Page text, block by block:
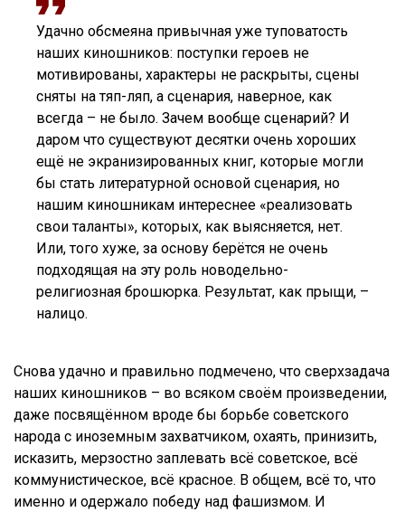
Удачно обсмеяна привычная уже туповатость
наших киношников: поступки героев не
мотивированы, характеры не раскрыты, сцены
сняты на тяп-ляп, а сценария, наверное, как
всегда – не было. Зачем вообще сценарий? И
даром что существуют десятки очень хороших
ещё не экранизированных книг, которые могли
бы стать литературной основой сценария, но
нашим киношникам интереснее «реализовать
свои таланты», которых, как выясняется, нет.
Или, того хуже, за основу берётся не очень
подходящая на эту роль новодельно-
религиозная брошюрка. Результат, как прыщи, –
налицо.
Снова удачно и правильно подмечено, что сверхзадача
наших киношников – во всяком своём произведении,
даже посвящённом вроде бы борьбе советского
народа с иноземным захватчиком, охаять, принизить,
исказить, мерзостно заплевать всё советское, всё
коммунистическое, всё красное. В общем, всё то, что
именно и одержало победу над фашизмом. И